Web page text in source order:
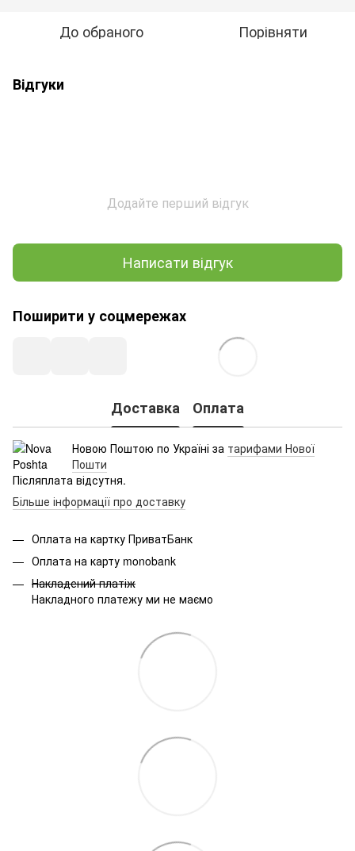
До обраного Порівняти
Відгуки
Додайте перший відгук
Написати відгук
Поширити у соцмережах
Доставка Оплата
Новою Поштою по Україні за тарифами Нової
Пошти
Післяплата відсутня.
Більше інформації про доставку
Оплата на картку ПриватБанк
Оплата на карту monobank
Накладений платіж
Накладного платежу ми не маємо